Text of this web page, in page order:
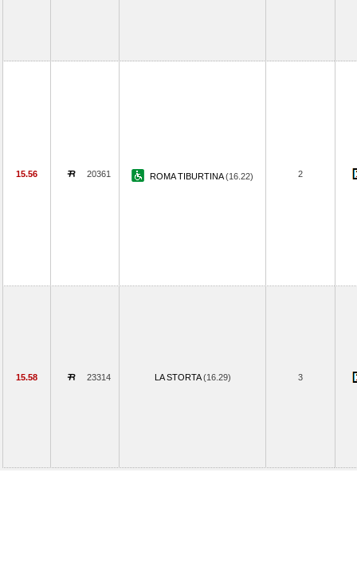
15.56 20361 ROMA TIBURTINA(16.22) 2
15.58 23314 LA STORTA(16.29) 3